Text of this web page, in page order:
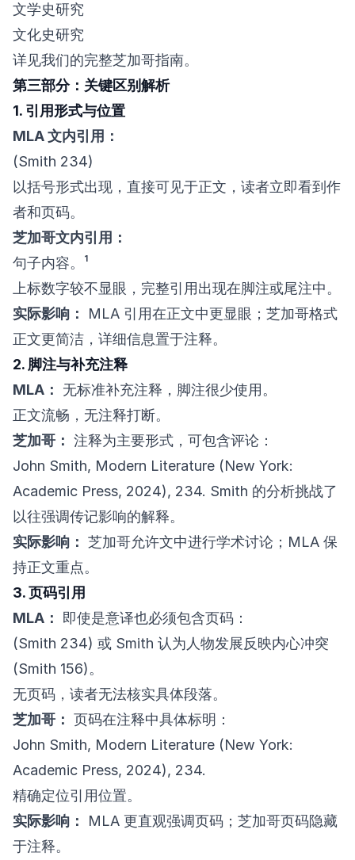
文学史研究
文化史研究
详见我们的完整芝加哥指南。
第三部分：关键区别解析
1. 引用形式与位置
MLA 文内引用：
(Smith 234)
以括号形式出现，直接可见于正文，读者立即看到作
者和页码。
芝加哥文内引用：
句子内容。¹
上标数字较不显眼，完整引用出现在脚注或尾注中。
实际影响：
MLA 引用在正文中更显眼；芝加哥格式
正文更简洁，详细信息置于注释。
2. 脚注与补充注释
MLA：
无标准补充注释，脚注很少使用。
正文流畅，无注释打断。
芝加哥： 注释为主要形式，可包含评论：
John Smith, Modern Literature (New York:
Academic Press, 2024), 234. Smith 的分析挑战了
以往强调传记影响的解释。
实际影响： 芝加哥允许文中进行学术讨论；MLA 保
持正文重点。
3. 页码引用
MLA：
即使是意译也必须包含页码：
(Smith 234) 或 Smith 认为人物发展反映内心冲突
(Smith 156)。
无页码，读者无法核实具体段落。
芝加哥： 页码在注释中具体标明：
John Smith, Modern Literature (New York:
Academic Press, 2024), 234.
精确定位引用位置。
实际影响：
MLA 更直观强调页码；芝加哥页码隐藏
于注释。